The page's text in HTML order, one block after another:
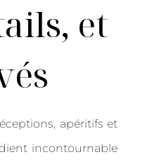
et
apéritifs et
incontournable